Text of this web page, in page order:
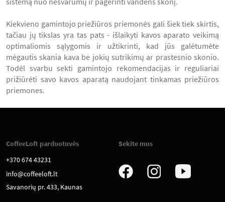
Kiekvieno gamintojo priežiūros priemonės gali šiek tiek skirtis,
tačiau jų tikslas yra tas pats - išlaikyti kavos aparato veikimą
optimaliomis sąlygomis ir užtikrinti, kad jūs galėtumėte
mėgautis skania kava be jokių sutrikimų ar prastesnio skonio.
Todėl svarbu sekti gamintojo rekomendacijas ir reguliariai
prižiūrėti savo kavos aparatą naudojant tinkamas priežiūros
priemones.
CoffeeLoft parduotuvės
+370 674 43231
info@coffeeloft.lt
Savanorių pr. 433, Kaunas
Sekite mus